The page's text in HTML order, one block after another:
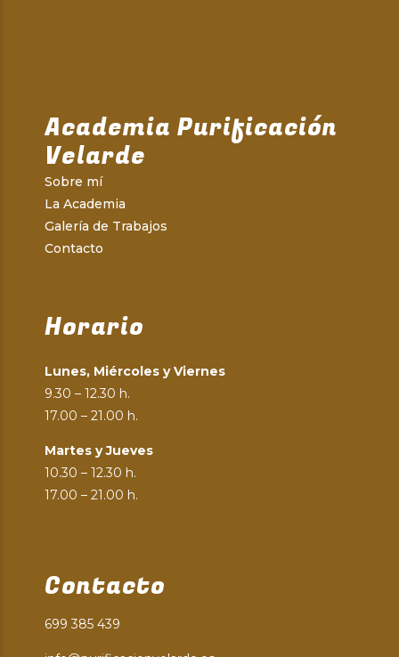
Academia Purificación
Velarde
Sobre mí
La Academia
Galería de Trabajos
Contacto
Horario
Lunes, Miércoles y Viernes
9.30 – 12.30 h.
17.00 – 21.00 h.
Martes y Jueves
10.30 – 12.30 h.
17.00 – 21.00 h.
Contacto
699 385 439